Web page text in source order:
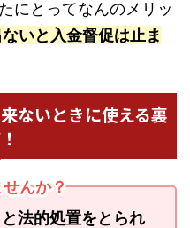
にとってなんのメリッ
いと入金督促は止ま
ないときに使える裏
んか？
法的処置をとられ